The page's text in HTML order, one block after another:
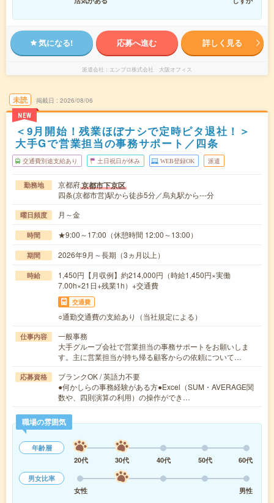
気になる! 応募へ進む 詳しく見る
派遣会社 エンプロ株式会社 大阪オフィス
未読
NEW
掲載日 2026/08/06
＜9月開始！残業ほぼナシで定時ピタ退社！＞
大手Gで営業担当の事務サポート／四条
交通費別途支給あり 土日祝日が休み WEB登録OK 派遣
勤務地 京都府京都市下京区
四条(京都市営)駅から徒歩5分／烏丸駅から---分
曜日頻度 月～金
時間 ★9:00～17:00（休憩時間 12:00～13:00）
期間 2026年9月～長期（3ヵ月以上）
時給
1,450円【月収例】約214,000円（時給1,450円×実働
7.00h×21日+残業1h）+交通費
交通費
○通勤交通費の支給あり（当社規定による）
仕事内容
一般事務
大手グループ会社で営業担当の事務サポートをお願いしま
す。主に営業担当が持ち帰る顧客からの依頼について…
応募資格
ブランクOK / 英語力不要
●何かしらの事務経験がある方●Excel（SUM・AVERAGE関
数や、四則演算の利用）の操作ができ…
職場の雰囲気
年齢層
20代
30代 40代 50代
60代
男女比率
女性
男性